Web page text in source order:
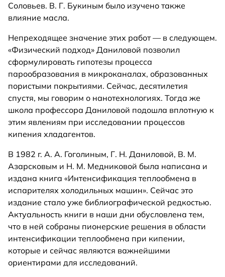
Соловьев. В. Г. Букиным было изучено также
влияние масла.
Непреходящее значение этих работ — в следующем.
«Физический подход» Даниловой позволил
сформулировать гипотезы процесса
парообразования в микроканалах, образованных
пористыми покрытиями. Сейчас, десятилетия
спустя, мы говорим о нанотехнологиях. Тогда же
школа профессора Даниловой подошла вплотную к
этим явлениям при исследовании процессов
кипения хладагентов.
В 1982 г. А. А. Гоголиным, Г. Н. Даниловой, В. М.
Азарсковым и Н. М. Медниковой была написана и
издана книга «Интенсификация теплообмена в
испарителях холодильных машин». Сейчас это
издание стало уже библиографической редкостью.
Актуальность книги в наши дни обусловлена тем,
что в ней собраны пионерские решения в области
интенсификации теплообмена при кипении,
которые и сейчас являются важнейшими
ориентирами для исследований.